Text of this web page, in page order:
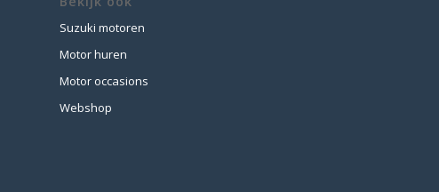
Suzuki motoren
Motor huren
Motor occasions
Webshop